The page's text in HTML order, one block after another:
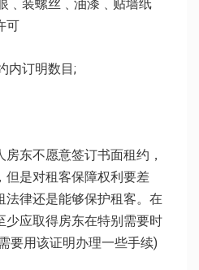
﹑装螺丝﹑油漆﹑贴墙纸
可
内订明数目;
东不愿意签订书面租约，
但是对租客保障权利要差
法律还是能够保护租客。在
少应取得房东在特别需要时
要用该证明办理一些手续)